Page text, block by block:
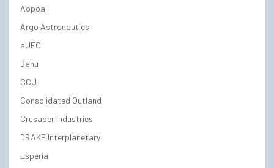
Aopoa
Argo Astronautics
aUEC
Banu
CCU
Consolidated Outland
Crusader Industries
DRAKE Interplanetary
Esperia